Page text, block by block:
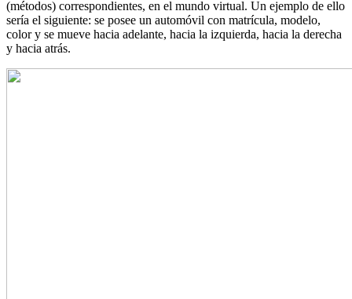
(métodos) correspondientes, en el mundo virtual. Un ejemplo de ello
sería el siguiente: se posee un automóvil con matrícula, modelo,
color y se mueve hacia adelante, hacia la izquierda, hacia la derecha
y hacia atrás.